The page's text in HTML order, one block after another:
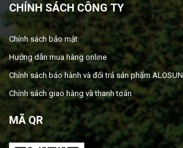
CHÍNH SÁCH CÔNG TY
Chính sách bảo mật
Hướng dẫn mua hàng online
Chính sách bảo hành và đổi trả sản phẩm ALOSUN
Chính sách giao hàng và thanh toán
MÃ QR